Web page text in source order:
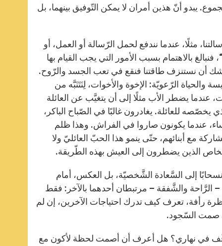
يبدو أنّ هذين أمران لا يمكن التّوفيق بينهما، بل
مثلًا، عندما نندفع لحمل الرّسالة أو العمل، أو
فنبالغ بالاهتمام بسبب الأمور التي يجب القيام بها
أن نستنزف طاقتنا فنقع في تعب الجسد والرّوح.
والحياة الرّعويّة: الإخوة والأخوات، لِنَتَنَبَّه من
عندما يضطر الأب مثلًا إلى أن يتغيَّب عن العائلة
للعائلة. يغادرون غالبًا في الصّباح الباكر،
عندما يكونون صاروا في الفراش. وهذا ظلم
مع أبنائهم، حتّى ينمو هذا الحبّ العائليّ ولا
الذين يضطرون إلى العيش بهذه الطّريقة.
إلى السَّعادة الشَّخصيّة، بل العكس، أمام
الرَّاحة والشَّفقة – مرتبطان أحدهما بالآخر: فقط
رأفة، تعرف كيف تدرك احتياجات الآخرين، إن لم
صمت السّجود.
أتوقّف في نهاري؟ هل أعرف أن أصمت لحظة لأكون مع